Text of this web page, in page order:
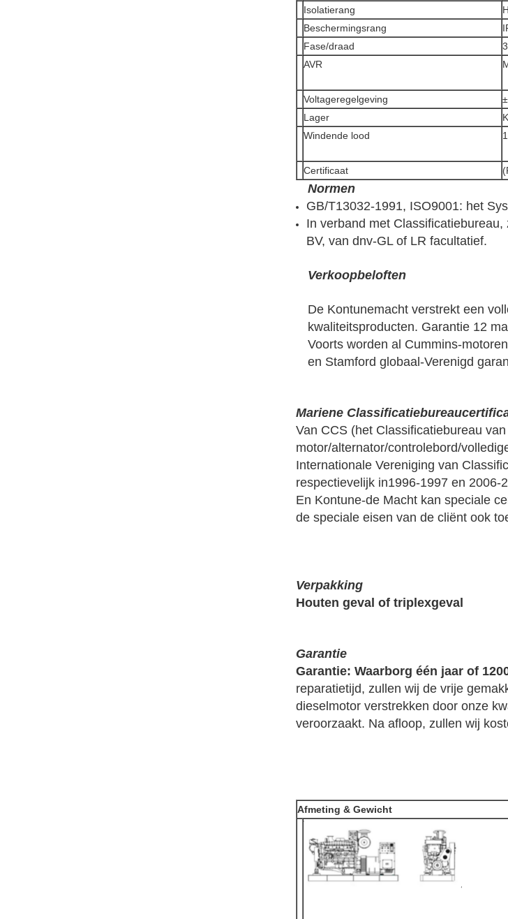
Isolatierang
H
Beschermingsrang
Fase/draad
AVR
Voltageregelgeving
Lager
Windende lood
Certificaat
Normen
GB/T13032-1991, ISO9001: het
In verband met
BV, van dnv-GL of LR facultatief.
Verkoopbeloften
De Kontunemacht verstrekt een
kwaliteitsproducten. Garantie 12
Voorts worden al Cummins-
en Stamford globaal-Verenigd
Mariene
Van CCS (het Classificatiebureau
motor/alternator/controlebord/
Internationale Vereniging van
respectievelijk in1996-1997 en 2006-
En Kontune-de Macht kan speciale
de speciale eisen van de cliënt ook
Verpakking
Houten geval of triplexgeval
Garantie
Garantie: Waarborg één jaar of
reparatietijd, zullen wij de vrije
dieselmotor verstrekken door onze
veroorzaakt. Na afloop, zullen wij
Afmeting & Gewicht